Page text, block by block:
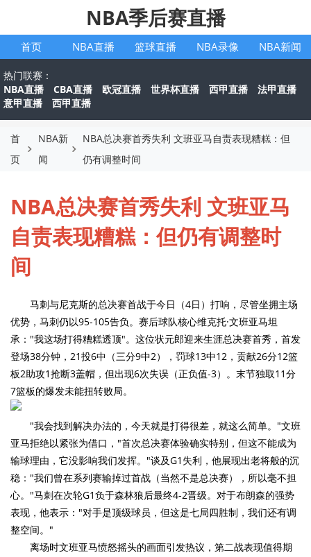
NBA季后赛直播
首页 NBA直播 篮球直播 NBA录像 NBA新闻
热门联赛：
NBA直播
CBA直播 欧冠直播 世界杯直播 西甲直播
法甲直播
意甲直播
西甲直播
首
页
NBA新
闻
NBA总决赛首秀失利 文班亚马自责表现糟糕：但
仍有调整时间
NBA总决赛首秀失利 文班亚马
自责表现糟糕：但仍有调整时
间
马刺与尼克斯的总决赛首战于今日（4日）打响，尽管坐拥主场
优势，马刺仍以95-105告负。赛后球队核心维克托·文班亚马坦
承："我这场打得糟糕透顶"。这位状元郎迎来生涯总决赛首秀，首发
登场38分钟，21投6中（三分9中2），罚球13中12，贡献26分12篮
板2助攻1抢断3盖帽，但出现6次失误（正负值-3）。末节独取11分
7篮板的爆发未能扭转败局。
"我会找到解决办法的，今天就是打得很差，就这么简单。"文班
亚马拒绝以紧张为借口，"首次总决赛体验确实特别，但这不能成为
输球理由，它没影响我们发挥。"谈及G1失利，他展现出老将般的沉
稳："我们曾在系列赛输掉过首战（当然不是总决赛），所以毫不担
心。"马刺在次轮G1负于森林狼后最终4-2晋级。对于布朗森的强势
表现，他表示："对手是顶级球员，但这是七局四胜制，我们还有调
整空间。"
离场时文班亚马愤怒摇头的画面引发热议，第二战表现值得期